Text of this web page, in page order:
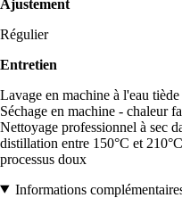
Ajustement
Régulier
Entretien
Lavage en machine à l'eau
Séchage en machine - chaleur
Nettoyage professionnel à sec
distillation entre 150°C et
processus doux
Informations